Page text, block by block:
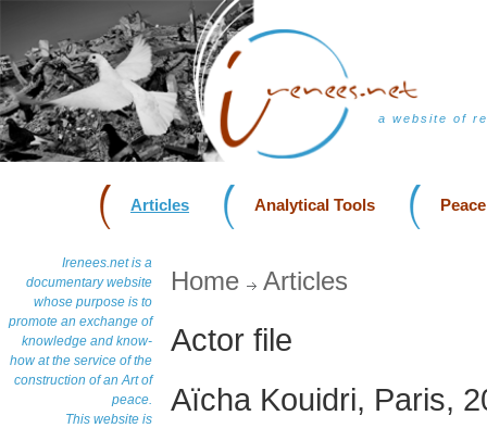
a website of
Articles Analytical Tools
Irenees.net is a
documentary website
whose purpose is to
promote an exchange of
knowledge and know-
how at the service of the
construction of an Art of
peace.
This website is
Home Articles
Actor file
Aïcha Kouidri, Paris,